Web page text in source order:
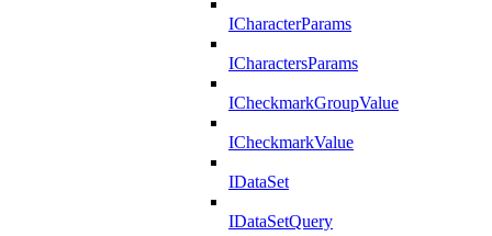
ICharacterParams
ICharactersParams
ICheckmarkGroupValue
ICheckmarkValue
IDataSet
IDataSetQuery